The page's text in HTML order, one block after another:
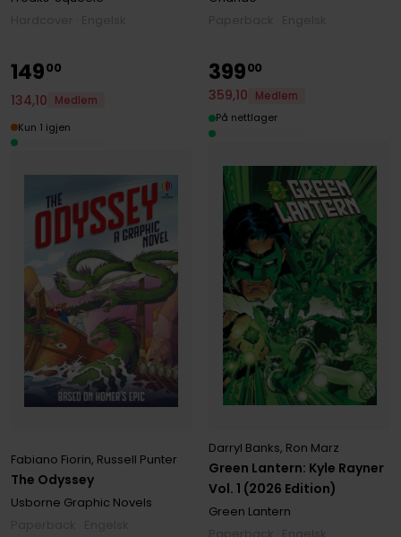
The Odyssey
Fabiano Fiorin, Russell Punter
Usborne Graphic Novels
14900
134,10
Medlem
Kun 1 igjen
Green Lantern: Kyle Rayner
Vol. 1 (2026 Edition)
Darryl Banks, Ron Marz
Green Lantern
39900
359,10
Medlem
På nettlager